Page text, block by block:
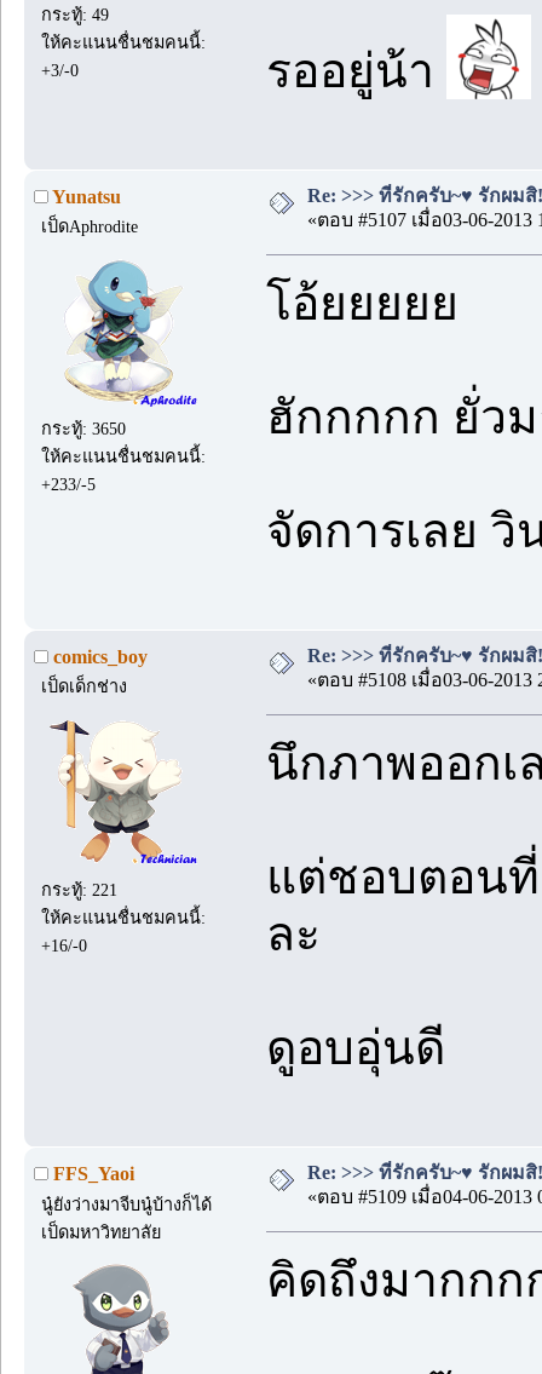
กระทู้: 49
ให้คะแนนชื่นชมคนนี้:
+3/-0
รออยู่น้า
Yunatsu
เป็ดAphrodite
กระทู้: 3650
ให้คะแนนชื่นชมคนนี้:
+233/-5
Re: >>> ที่รักครับ~♥ รักผมสิ
«ตอบ #5107 เมื่อ03-06-2013
โอ้ยยยยย
ฮักกกกก ยั่ว
จัดการเลย วิ
comics_boy
เป็ดเด็กช่าง
กระทู้: 221
ให้คะแนนชื่นชมคนนี้:
+16/-0
Re: >>> ที่รักครับ~♥ รักผมสิ
«ตอบ #5108 เมื่อ03-06-2013
นึกภาพออกเ
แต่ชอบตอน
ละ
ดูอบอุ่นดี
FFS_Yaoi
นู๋ยังว่างมาจีบนู๋บ้างก็ได้
เป็ดมหาวิทยาลัย
Re: >>> ที่รักครับ~♥ รักผมสิ
«ตอบ #5109 เมื่อ04-06-2013
คิดถึงมากกก